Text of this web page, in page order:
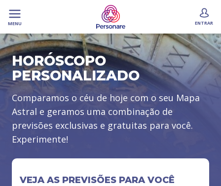
MENU ENTRAR
HORÓSCOPO
PERSONALIZADO
Comparamos o céu de hoje com o seu Mapa
Astral e geramos uma combinação de
previsões exclusivas e gratuitas para você.
Experimente!
VEJA AS PREVISÕES PARA VOCÊ